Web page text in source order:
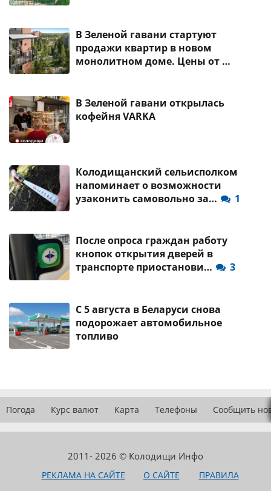
В Зеленой гавани стартуют
продажи квартир в новом
монолитном доме. Цены от …
В Зеленой гавани открылась
кофейня VARKA
Колодищанский сельисполком
напоминает о возможности
узаконить самовольно за…
1
После опроса граждан работу
кнопок открытия дверей в
транспорте приостанови…
3
С 5 августа в Беларуси снова
подорожает автомобильное
топливо
Погода Курс валют Карта Телефоны Сообщить
2011- 2026 © Колодищи Инфо
РЕКЛАМА НА САЙТЕ О САЙТЕ
ПРАВИЛА